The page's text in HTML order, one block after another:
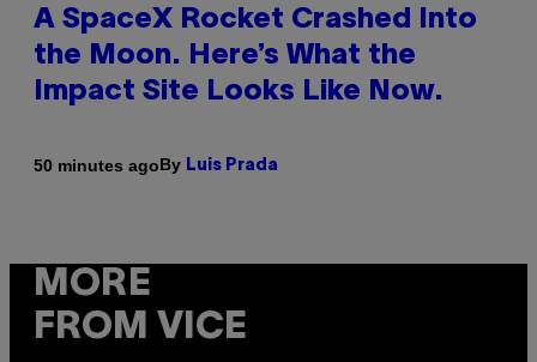
A SpaceX Rocket Crashed Into
the Moon. Here’s What the
Impact Site Looks Like Now.
50 minutes agoBy Luis Prada
MORE
FROM VICE